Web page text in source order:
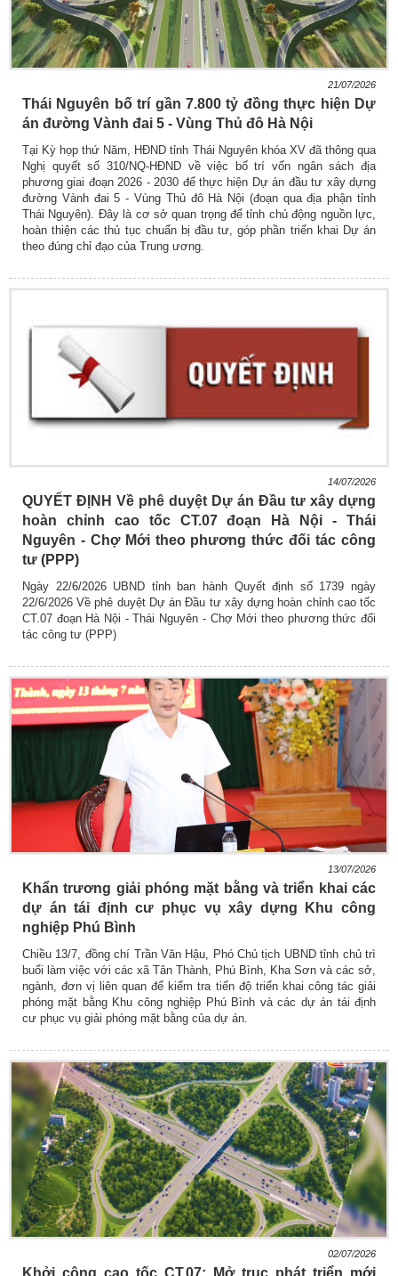
21/07/2026
Thái Nguyên bố trí gần 7.800 tỷ đồng thực hiện Dự
án đường Vành đai 5 - Vùng Thủ đô Hà Nội
Tại Kỳ họp thứ Năm, HĐND tỉnh Thái Nguyên khóa XV đã thông qua
Nghị quyết số 310/NQ-HĐND về việc bố trí vốn ngân sách địa
phương giai đoạn 2026 - 2030 để thực hiện Dự án đầu tư xây dựng
đường Vành đai 5 - Vùng Thủ đô Hà Nội (đoạn qua địa phận tỉnh
Thái Nguyên). Đây là cơ sở quan trọng để tỉnh chủ động nguồn lực,
hoàn thiện các thủ tục chuẩn bị đầu tư, góp phần triển khai Dự án
theo đúng chỉ đạo của Trung ương.
14/07/2026
QUYẾT ĐỊNH Về phê duyệt Dự án Đầu tư xây dựng
hoàn chỉnh cao tốc CT.07 đoạn Hà Nội - Thái
Nguyên - Chợ Mới theo phương thức đối tác công
tư (PPP)
Ngày 22/6/2026 UBND tỉnh ban hành Quyết định số 1739 ngày
22/6/2026 Về phê duyệt Dự án Đầu tư xây dựng hoàn chỉnh cao tốc
CT.07 đoạn Hà Nội - Thái Nguyên - Chợ Mới theo phương thức đối
tác công tư (PPP)
13/07/2026
Khẩn trương giải phóng mặt bằng và triển khai các
dự án tái định cư phục vụ xây dựng Khu công
nghiệp Phú Bình
Chiều 13/7, đồng chí Trần Văn Hậu, Phó Chủ tịch UBND tỉnh chủ trì
buổi làm việc với các xã Tân Thành, Phú Bình, Kha Sơn và các sở,
ngành, đơn vị liên quan để kiểm tra tiến độ triển khai công tác giải
phóng mặt bằng Khu công nghiệp Phú Bình và các dự án tái định
cư phục vụ giải phóng mặt bằng của dự án.
02/07/2026
Khởi công cao tốc CT.07: Mở trục phát triển mới